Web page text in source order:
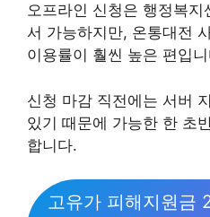
오프라인 신청은 행정복지
서 가능하지만, 온통대전
이용률이 훨씬 높은 편입
신청 마감 직전에는 서버
있기 때문에 가능한 한 초
합니다.
고유가 피해지원금